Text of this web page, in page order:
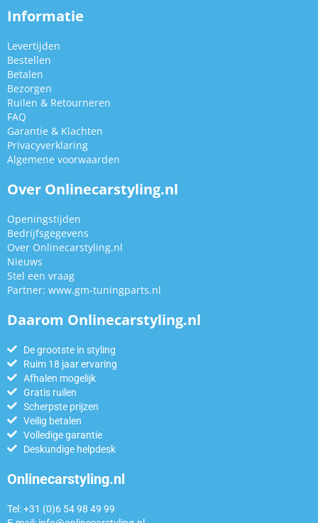
Informatie
Levertijden
Bestellen
Betalen
Bezorgen
Ruilen & Retourneren
FAQ
Garantie & Klachten
Privacyverklaring
Algemene voorwaarden
Over Onlinecarstyling.nl
Openingstijden
Bedrijfsgegevens
Over Onlinecarstyling.nl
Nieuws
Stel een vraag
Partner: www.gm-tuningparts.nl
Daarom Onlinecarstyling.nl
De grootste in styling
Ruim 18 jaar ervaring
Afhalen mogelijk
Gratis ruilen
Scherpste prijzen
Veilig betalen
Volledige garantie
Deskundige helpdesk
Onlinecarstyling.nl
Tel: +31 (0)6 54 98 49 99